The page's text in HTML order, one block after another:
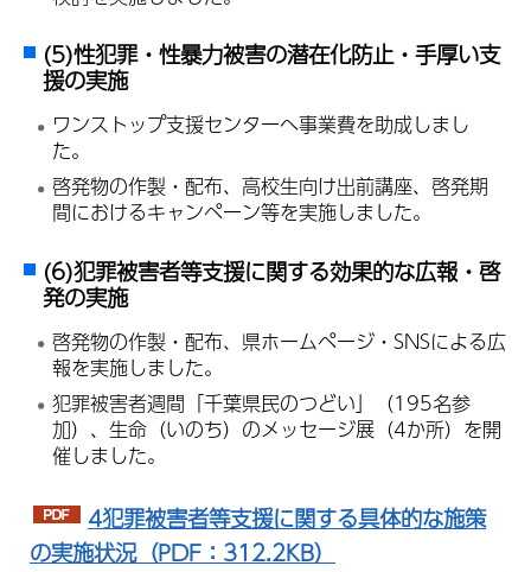
(5)性犯罪・性暴力被害の潜在化防止・手厚い支
援の実施
ワンストップ支援センターへ事業費を助成しまし
た。
啓発物の作製・配布、高校生向け出前講座、啓発期
間におけるキャンペーン等を実施しました。
(6)犯罪被害者等支援に関する効果的な広報・啓
発の実施
啓発物の作製・配布、県ホームページ・SNSによる広
報を実施しました。
犯罪被害者週間「千葉県民のつどい」（195名参
加）、生命（いのち）のメッセージ展（4か所）を開
催しました。
4犯罪被害者等支援に関する具体的な施策
の実施状況（PDF：312.2KB）